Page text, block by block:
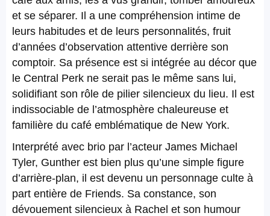
et se séparer. Il a une compréhension intime de
leurs habitudes et de leurs personnalités, fruit
d’années d’observation attentive derrière son
comptoir. Sa présence est si intégrée au décor que
le Central Perk ne serait pas le même sans lui,
solidifiant son rôle de pilier silencieux du lieu. Il est
indissociable de l’atmosphère chaleureuse et
familière du café emblématique de New York.
Interprété avec brio par l’acteur James Michael
Tyler, Gunther est bien plus qu’une simple figure
d’arrière-plan, il est devenu un personnage culte à
part entière de Friends. Sa constance, son
dévouement silencieux à Rachel et son humour